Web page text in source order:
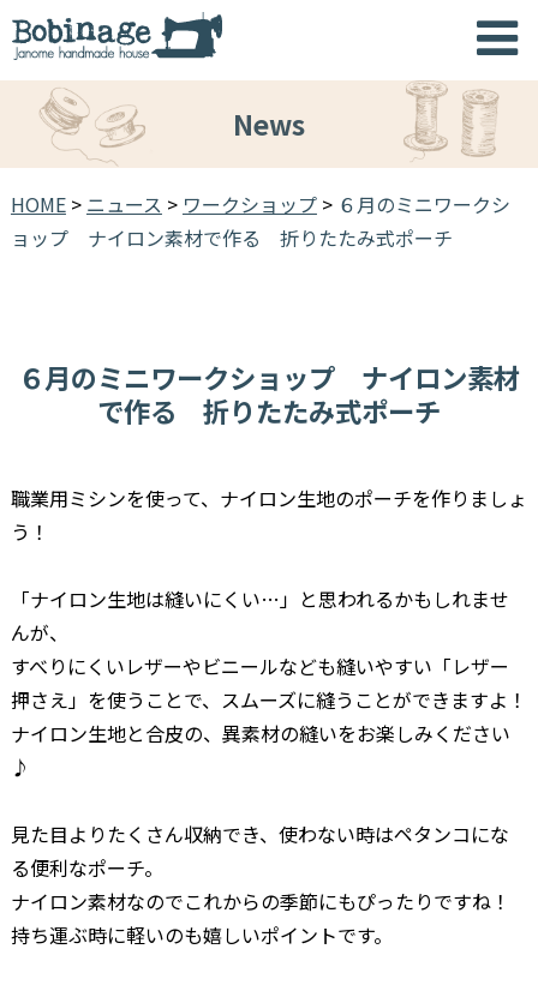
News
HOME> ニュース > ワークショップ> ６月のミニワークシ
ョップ ナイロン素材で作る 折りたたみ式ポーチ
６月のミニワークショップ ナイロン素材
で作る 折りたたみ式ポーチ
職業用ミシンを使って、ナイロン生地のポーチを作りましょ
う！
「ナイロン生地は縫いにくい…」と思われるかもしれませ
んが、
すべりにくいレザーやビニールなども縫いやすい「レザー
押さえ」を使うことで、スムーズに縫うことができますよ！
ナイロン生地と合皮の、異素材の縫いをお楽しみください
♪
見た目よりたくさん収納でき、使わない時はペタンコにな
る便利なポーチ。
ナイロン素材なのでこれからの季節にもぴったりですね！
持ち運ぶ時に軽いのも嬉しいポイントです。